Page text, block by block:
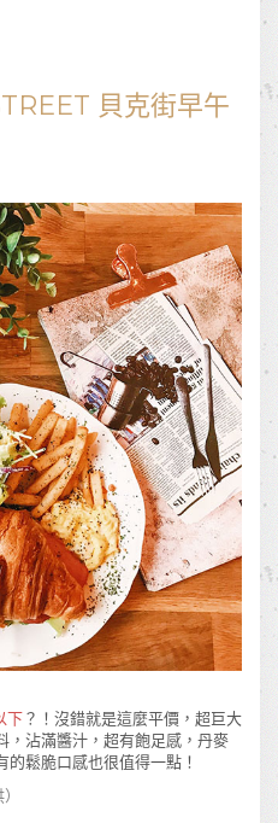
貝克街早午
下？！沒錯就是這麼平價，超巨大
，沾滿醬汁，超有飽足感，丹麥
鬆脆口感也很值得一點！